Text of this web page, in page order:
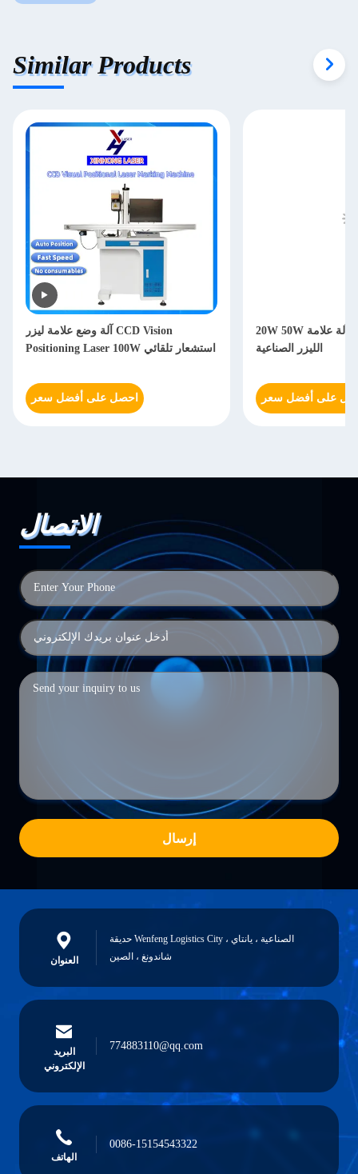
Similar Products
آلة وضع علامة ليزر CCD Vision
Positioning Laser 100W استشعار تلقائي
احصل على أفضل سعر
20W 50W آلة علامة الألياف آلة علامة
الليزر الصناعية
على أفضل سعر
الاتصال
إرسال
العنوان
حديقة Wenfeng Logistics City الصناعية ، يانتاي ،
شاندونغ ، الصين
البريد
الإلكتروني
774883110@qq.com
الهاتف
0086-15154543322